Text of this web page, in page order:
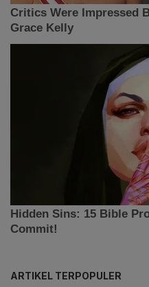
ARTIKEL TERPOPULER